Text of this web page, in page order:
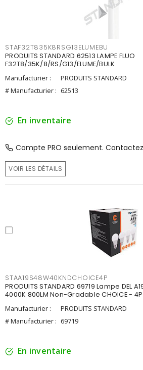
STAF32T835K8RSG13ELUMEBU
PRODUITS STANDARD 62513 LAMPE FLUO
F32T8/35K/8/RS/G13/ELUME/BULK
Manufacturier :
PRODUITS STANDARD
# Manufacturier : 62513
En inventaire
Compte PRO seulement.
VOIR LES DÉTAILS
STAA19S48W40KNDCHOICE4P
PRODUITS STANDARD 69719 Lampe DEL
4000K 800LM Non-Gradable CHOICE - 4P
Manufacturier :
PRODUITS STANDARD
# Manufacturier : 69719
En inventaire